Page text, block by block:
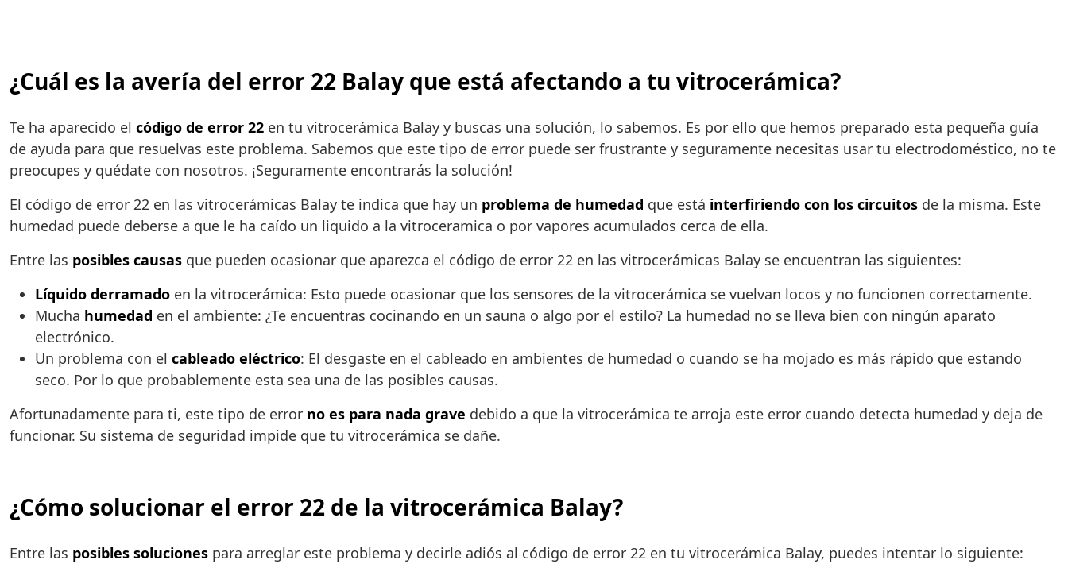
¿Cuál es la avería del error 22 Balay que está afectando a tu vitrocerámica?
Te ha aparecido el código de error 22 en tu vitrocerámica Balay y buscas una solución, lo sabemos. Es por ello que hemos preparado esta pequeña guía
de ayuda para que resuelvas este problema. Sabemos que este tipo de error puede ser frustrante y seguramente necesitas usar tu electrodoméstico, no te
preocupes y quédate con nosotros. ¡Seguramente encontrarás la solución!
El código de error 22 en las vitrocerámicas Balay te indica que hay un problema de humedad que está interfiriendo con los circuitos de la misma. Este
humedad puede deberse a que le ha caído un liquido a la vitroceramica o por vapores acumulados cerca de ella.
Entre las posibles causas que pueden ocasionar que aparezca el código de error 22 en las vitrocerámicas Balay se encuentran las siguientes:
Líquido derramado en la vitrocerámica: Esto puede ocasionar que los sensores de la vitrocerámica se vuelvan locos y no funcionen correctamente.
Mucha humedad en el ambiente: ¿Te encuentras cocinando en un sauna o algo por el estilo? La humedad no se lleva bien con ningún aparato
electrónico.
Un problema con el cableado eléctrico: El desgaste en el cableado en ambientes de humedad o cuando se ha mojado es más rápido que estando
seco. Por lo que probablemente esta sea una de las posibles causas.
Afortunadamente para ti, este tipo de error no es para nada grave debido a que la vitrocerámica te arroja este error cuando detecta humedad y deja de
funcionar. Su sistema de seguridad impide que tu vitrocerámica se dañe.
¿Cómo solucionar el error 22 de la vitrocerámica Balay?
Entre las posibles soluciones para arreglar este problema y decirle adiós al código de error 22 en tu vitrocerámica Balay, puedes intentar lo siguiente: